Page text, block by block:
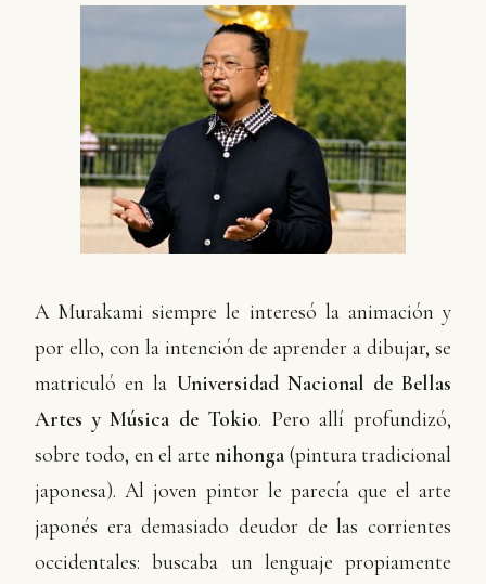
A Murakami siempre le interesó la animación y
por ello, con la intención de aprender a dibujar, se
matriculó en la Universidad Nacional de Bellas
Artes y Música de Tokio. Pero allí profundizó,
sobre todo, en el artenihonga (pintura tradicional
japonesa). Al joven pintor le parecía que el arte
japonés era demasiado deudor de las corrientes
occidentales: buscaba un lenguaje propiamente